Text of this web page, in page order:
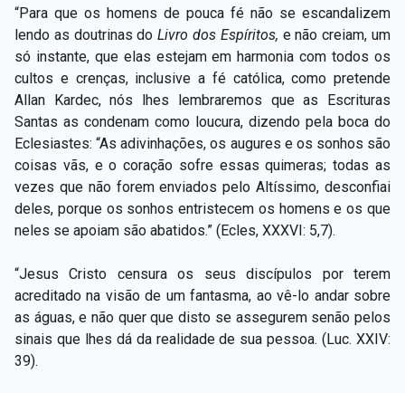
“Para que os homens de pouca fé não se escandalizem
lendo as doutrinas doLivro dos Espíritos, e não creiam, um
só instante, que elas estejam em harmonia com todos os
cultos e crenças, inclusive a fé católica, como pretende
Allan Kardec, nós lhes lembraremos que as Escrituras
Santas as condenam como loucura, dizendo pela boca do
Eclesiastes: “As adivinhações, os augures e os sonhos são
coisas vãs, e o coração sofre essas quimeras; todas as
vezes que não forem enviados pelo Altíssimo, desconfiai
deles, porque os sonhos entristecem os homens e os que
neles se apoiam são abatidos.” (Ecles, XXXVI: 5,7).
“Jesus Cristo censura os seus discípulos por terem
acreditado na visão de um fantasma, ao vê-lo andar sobre
as águas, e não quer que disto se assegurem senão pelos
sinais que lhes dá da realidade de sua pessoa. (Luc. XXIV:
39).